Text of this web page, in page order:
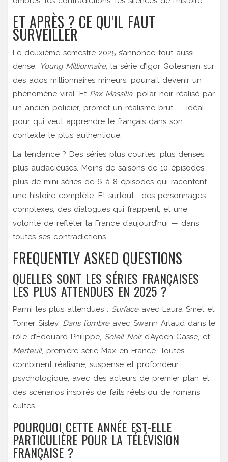
ET APRÈS ? CE QU’IL FAUT
SURVEILLER
Le deuxième semestre 2025 s’annonce tout aussi
dense. Young Millionnaire, la série d’Igor Gotesman sur
des ados millionnaires mineurs, pourrait devenir un
phénomène viral. Et Pax Massilia, polar noir réalisé par
un ancien policier, promet un réalisme brut — idéal
pour qui veut apprendre le français dans son
contexte le plus authentique.
La tendance ? Des séries plus courtes, plus denses,
plus audacieuses. Moins de saisons de 10 épisodes,
plus de mini-séries de 6 à 8 épisodes qui racontent
une histoire complète. Et surtout : des personnages
complexes, des dialogues qui frappent, et une
volonté de refléter la France d’aujourd’hui — dans
toutes ses contradictions.
FREQUENTLY ASKED QUESTIONS
QUELLES SONT LES SÉRIES FRANÇAISES
LES PLUS ATTENDUES EN 2025 ?
Parmi les plus attendues : Surfaceavec Laura Smet et
Tomer Sisley, Dans l’ombreavec Swann Arlaud dans le
rôle d’Édouard Philippe, Soleil Noird’Ayden Casse, et
Merteuil, première série Max en France. Toutes
combinent réalisme, suspense et profondeur
psychologique, avec des acteurs de premier plan et
des scénarios inspirés de faits réels ou de romans
cultes.
POURQUOI CETTE ANNÉE EST-ELLE
PARTICULIÈRE POUR LA TÉLÉVISION
FRANÇAISE ?